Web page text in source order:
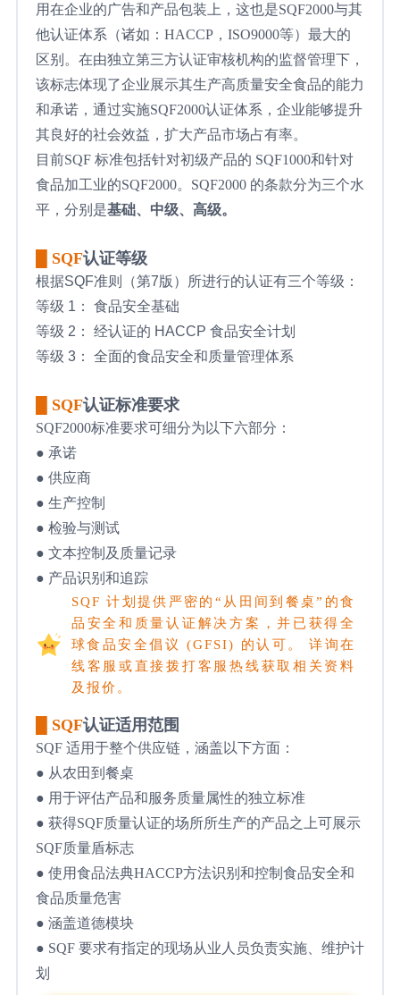
用在企业的广告和产品包装上，这也是SQF2000与其
他认证体系（诸如：HACCP，ISO9000等）最大的
区别。在由独立第三方认证审核机构的监督管理下，
该标志体现了企业展示其生产高质量安全食品的能力
和承诺，通过实施SQF2000认证体系，企业能够提升
其良好的社会效益，扩大产品市场占有率。
目前SQF 标准包括针对初级产品的 SQF1000和针对
食品加工业的SQF2000。SQF2000 的条款分为三个水
平，分别是基础、中级、高级。
█ SQF认证等级
根据SQF准则（第7版）所进行的认证有三个等级：
等级 1： 食品安全基础
等级 2： 经认证的 HACCP 食品安全计划
等级 3： 全面的食品安全和质量管理体系
█ SQF认证标准要求
SQF2000标准要求可细分为以下六部分：
● 承诺
● 供应商
● 生产控制
● 检验与测试
● 文本控制及质量记录
● 产品识别和追踪
SQF 计划提供严密的“从田间到餐桌”的食
品安全和质量认证解决方案，并已获得全
球食品安全倡议 (GFSI) 的认可。 详询在
线客服或直接拨打客服热线获取相关资料
及报价。
█ SQF认证适用范围
SQF 适用于整个供应链，涵盖以下方面：
● 从农田到餐桌
● 用于评估产品和服务质量属性的独立标准
● 获得SQF质量认证的场所所生产的产品之上可展示
SQF质量盾标志
● 使用食品法典HACCP方法识别和控制食品安全和
食品质量危害
● 涵盖道德模块
● SQF 要求有指定的现场从业人员负责实施、维护计
划